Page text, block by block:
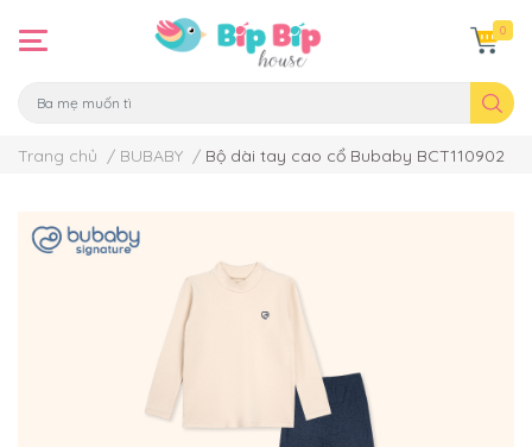
0
Trang chủ / BUBABY / Bộ dài tay cao cổ Bubaby BCT110902